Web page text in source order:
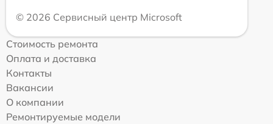
© 2026 Сервисный центр Microsoft
Стоимость ремонта
Оплата и доставка
Контакты
Вакансии
О компании
Ремонтируемые модели